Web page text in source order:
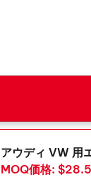
アウディ VW 用
MOQ価格: